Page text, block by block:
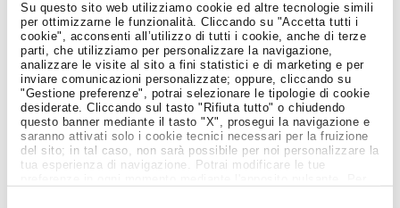
Su questo sito web utilizziamo cookie ed altre tecnologie simili
per ottimizzarne le funzionalità. Cliccando su "Accetta tutti i
cookie", acconsenti all’utilizzo di tutti i cookie, anche di terze
parti, che utilizziamo per personalizzare la navigazione,
analizzare le visite al sito a fini statistici e di marketing e per
inviare comunicazioni personalizzate; oppure, cliccando su
"Gestione preferenze", potrai selezionare le tipologie di cookie
desiderate. Cliccando sul tasto "Rifiuta tutto" o chiudendo
questo banner mediante il tasto "X", prosegui la navigazione e
saranno attivati solo i cookie tecnici necessari per la fruizione
del sito; in tal caso, non sarà possibile per noi personalizzare la
tua esperienza di navigazione. Potrai modificare le tue
Job Meeting
MAGAZINE
Notizie dal Mondo del Lavoro